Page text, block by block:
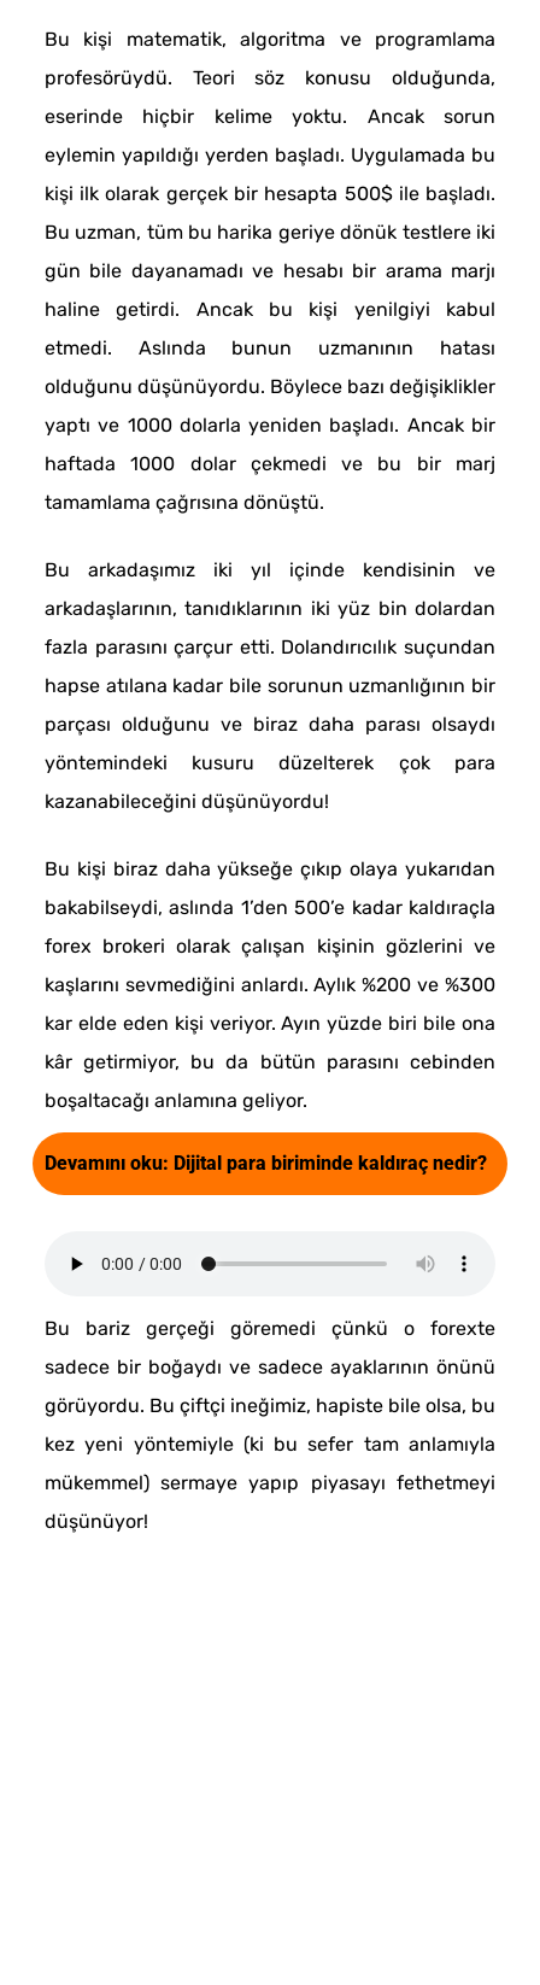
Bu kişi matematik, algoritma ve programlama
profesörüydü. Teori söz konusu olduğunda,
eserinde hiçbir kelime yoktu. Ancak sorun
eylemin yapıldığı yerden başladı. Uygulamada bu
kişi ilk olarak gerçek bir hesapta 500$ ile başladı.
Bu uzman, tüm bu harika geriye dönük testlere iki
gün bile dayanamadı ve hesabı bir arama marjı
haline getirdi. Ancak bu kişi yenilgiyi kabul
etmedi. Aslında bunun uzmanının hatası
olduğunu düşünüyordu. Böylece bazı değişiklikler
yaptı ve 1000 dolarla yeniden başladı. Ancak bir
haftada 1000 dolar çekmedi ve bu bir marj
tamamlama çağrısına dönüştü.
Bu arkadaşımız iki yıl içinde kendisinin ve
arkadaşlarının, tanıdıklarının iki yüz bin dolardan
fazla parasını çarçur etti. Dolandırıcılık suçundan
hapse atılana kadar bile sorunun uzmanlığının bir
parçası olduğunu ve biraz daha parası olsaydı
yöntemindeki kusuru düzelterek çok para
kazanabileceğini düşünüyordu!
Bu kişi biraz daha yükseğe çıkıp olaya yukarıdan
bakabilseydi, aslında 1’den 500’e kadar kaldıraçla
forex brokeri olarak çalışan kişinin gözlerini ve
kaşlarını sevmediğini anlardı. Aylık %200 ve %300
kar elde eden kişi veriyor. Ayın yüzde biri bile ona
kâr getirmiyor, bu da bütün parasını cebinden
boşaltacağı anlamına geliyor.
Devamını oku: Dijital para biriminde kaldıraç nedir?
Bu bariz gerçeği göremedi çünkü o forexte
sadece bir boğaydı ve sadece ayaklarının önünü
görüyordu. Bu çiftçi ineğimiz, hapiste bile olsa, bu
kez yeni yöntemiyle (ki bu sefer tam anlamıyla
mükemmel) sermaye yapıp piyasayı fethetmeyi
düşünüyor!